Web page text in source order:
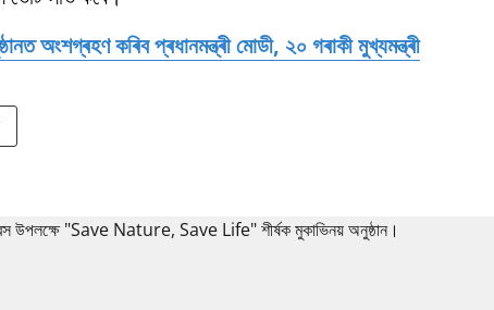
অংশগ্ৰহণ কৰিব প্ৰধানমন্ত্ৰী মোডী, ২০ গৰাকী মুখ্যমন্ত্ৰী